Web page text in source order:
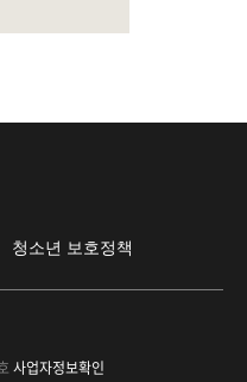
청소년 보호정책
사업자정보확인